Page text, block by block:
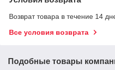
Возврат товара в течение 14
Все условия возврата
Подобные товары